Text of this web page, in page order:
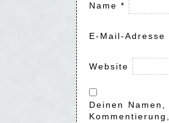
Name *
E-Mail-Adresse
Website
Deinen